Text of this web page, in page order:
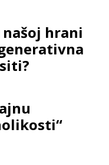
hrani